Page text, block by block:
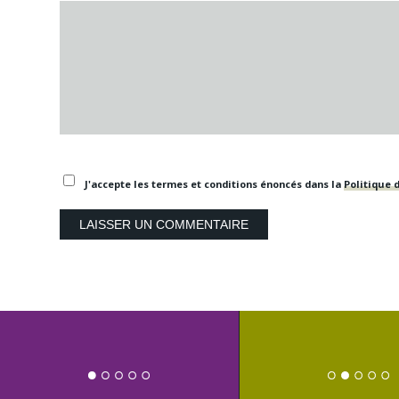
J'accepte les termes et conditions énoncés dans la Politique